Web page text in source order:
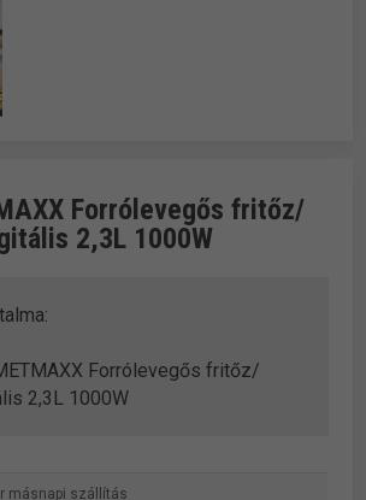
Forrólevegős fritőz/
2,3L 1000W
Forrólevegős fritőz/
2,3L 1000W
másnapi szállítás